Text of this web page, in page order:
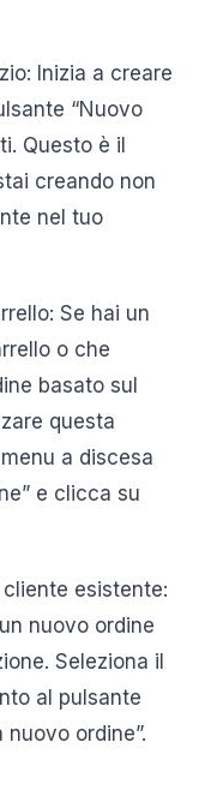
Inizia a creare
“Nuovo
Questo è il
creando non
nel tuo
Se hai un
o che
basato sul
questa
a discesa
e clicca su
esistente:
nuovo ordine
Seleziona il
al pulsante
nuovo ordine”.